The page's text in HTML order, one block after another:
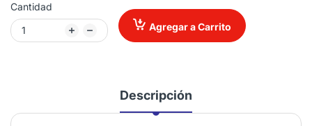
Cantidad
Agregar a Carrito
Descripción